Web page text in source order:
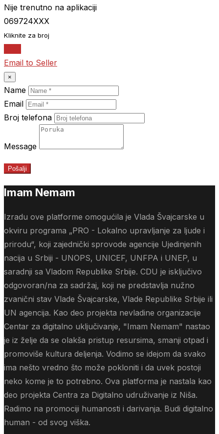
Nije trenutno na aplikaciji
069724XXX
Kliknite za broj
Email to Seller
×
Name
Email
Broj telefona
Message
Pošalji
Imam Nemam
Izradu ove platforme omogućila je Vlada Švajcarske u
okviru programa „PRO - Lokalno upravljanje za ljude i
prirodu“, koji zajednički sprovode agencije Ujedinjenih
nacija u Srbiji - UNOPS, UNICEF, UNFPA i UNEP, u
saradnji sa Vladom Republike Srbije. CDU je isključivo
odgovoran/na za sadržaj, koji ne predstavlja nužno
zvanični stav Vlade Švajcarske, Vlade Republike Srbije ili
UN agencija. Kao deo projekta nevladine organizacije
Centar za digitalno uključivanje, "Imam Nemam" nastao
je iz želje da se olakša pristup resursima, smanji otpad i
promoviše kultura deljenja. Vodimo se idejom da svako
ima nešto vredno što može pokloniti i da uvek postoji
neko kome je to potrebno. Ova platforma je nastala kao
deo projekta Centra za Digitalno udruživanje iz Niša.
Radimo na promociji humanosti i darivanja. Budi digitalno
human - od svog viška.